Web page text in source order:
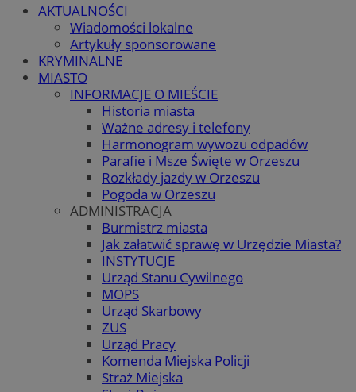
AKTUALNOŚCI
Wiadomości lokalne
Artykuły sponsorowane
KRYMINALNE
MIASTO
INFORMACJE O MIEŚCIE
Historia miasta
Ważne adresy i telefony
Harmonogram wywozu odpadów
Parafie i Msze Święte w Orzeszu
Rozkłady jazdy w Orzeszu
Pogoda w Orzeszu
ADMINISTRACJA
Burmistrz miasta
Jak załatwić sprawę w Urzędzie Miasta?
INSTYTUCJE
Urząd Stanu Cywilnego
MOPS
Urząd Skarbowy
ZUS
Urząd Pracy
Komenda Miejska Policji
Straż Miejska